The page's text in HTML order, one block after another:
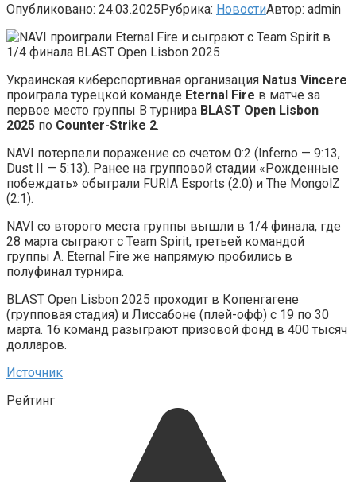
Опубликовано: 24.03.2025Рубрика: НовостиАвтор: admin
Украинская киберспортивная организация Natus Vincere
проиграла турецкой команде Eternal Fire в матче за
первое место группы B турнира BLAST Open Lisbon
2025 по Counter-Strike 2.
NAVI потерпели поражение со счетом 0:2 (Inferno — 9:13,
Dust II — 5:13). Ранее на групповой стадии «Рожденные
побеждать» обыграли FURIA Esports (2:0) и The MongolZ
(2:1).
NAVI со второго места группы вышли в 1/4 финала, где
28 марта сыграют с Team Spirit, третьей командой
группы А. Eternal Fire же напрямую пробились в
полуфинал турнира.
BLAST Open Lisbon 2025 проходит в Копенгагене
(групповая стадия) и Лиссабоне (плей-офф) с 19 по 30
марта. 16 команд разыграют призовой фонд в 400 тысяч
долларов.
Источник
Рейтинг